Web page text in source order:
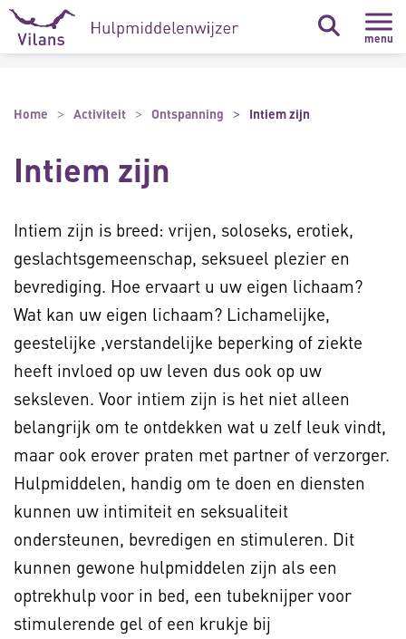
Naar hoofdinhoud
Naar footer
menu
Home Activiteit Ontspanning Intiem zijn
Intiem zijn
Intiem zijn is breed: vrijen, soloseks, erotiek,
geslachtsgemeenschap, seksueel plezier en
bevrediging. Hoe ervaart u uw eigen lichaam?
Wat kan uw eigen lichaam? Lichamelijke,
geestelijke ,verstandelijke beperking of ziekte
heeft invloed op uw leven dus ook op uw
seksleven. Voor intiem zijn is het niet alleen
belangrijk om te ontdekken wat u zelf leuk vindt,
maar ook erover praten met partner of verzorger.
Hulpmiddelen, handig om te doen en diensten
kunnen uw intimiteit en seksualiteit
ondersteunen, bevredigen en stimuleren. Dit
kunnen gewone hulpmiddelen zijn als een
optrekhulp voor in bed, een tubeknijper voor
stimulerende gel of een krukje bij